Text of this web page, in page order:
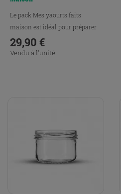
Le pack Mes yaourts faits
maison est idéal pour préparer
facilement de délicieux...
Prix
29,90 €
Vendu à l'unité